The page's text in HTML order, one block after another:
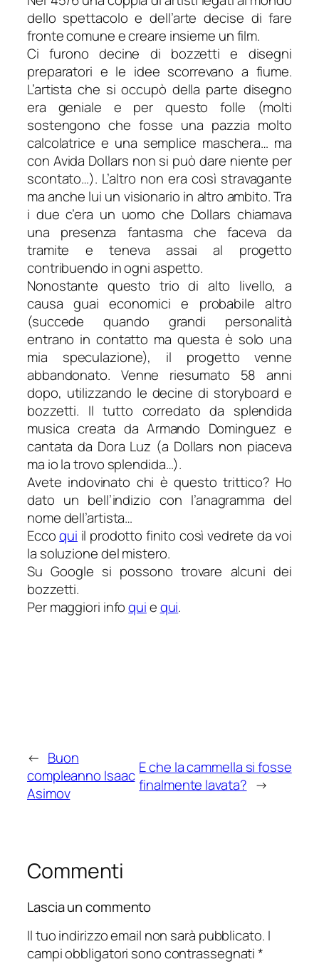
dello spettacolo e dell’arte decise di fare
fronte comune e creare insieme un film.
Ci furono decine di bozzetti e disegni
preparatori e le idee scorrevano a fiume.
L’artista che si occupò della parte disegno
era geniale e per questo folle (molti
sostengono che fosse una pazzia molto
calcolatrice e una semplice maschera… ma
con Avida Dollars non si può dare niente per
scontato…). L’altro non era così stravagante
ma anche lui un visionario in altro ambito. Tra
i due c’era un uomo che Dollars chiamava
una presenza fantasma che faceva da
tramite e teneva assai al progetto
contribuendo in ogni aspetto.
Nonostante questo trio di alto livello, a
causa guai economici e probabile altro
(succede quando grandi personalità
entrano in contatto ma questa è solo una
mia speculazione), il progetto venne
abbandonato. Venne riesumato 58 anni
dopo, utilizzando le decine di storyboard e
bozzetti. Il tutto corredato da splendida
musica creata da Armando Dominguez e
cantata da Dora Luz (a Dollars non piaceva
ma io la trovo splendida…).
Avete indovinato chi è questo trittico? Ho
dato un bell’indizio con l’anagramma del
nome dell’artista…
Eccoqui il prodotto finito così vedrete da voi
la soluzione del mistero.
Su Google si possono trovare alcuni dei
bozzetti.
Per maggiori infoquiequi.
← Buon
compleanno Isaac
Asimov
E che la cammella si fosse
finalmente lavata? →
Commenti
Lascia un commento
Il tuo indirizzo email non sarà pubblicato. I
campi obbligatori sono contrassegnati*